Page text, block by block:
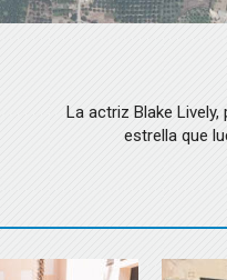
La actriz Blake
estrella que